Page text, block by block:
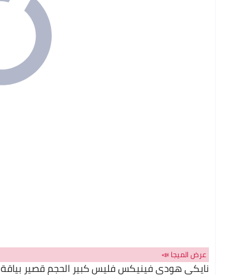
عرض الميجا 📣
نايكي هودي فينيكس فليس كبير الحجم قصير بياقة